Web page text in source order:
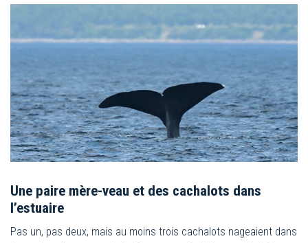
Une paire mère-veau et des cachalots dans
l’estuaire
Pas un, pas deux, mais au moins trois cachalots nageaient dans